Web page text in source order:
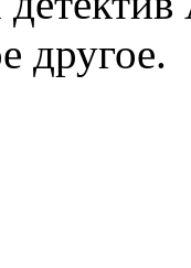
другое.